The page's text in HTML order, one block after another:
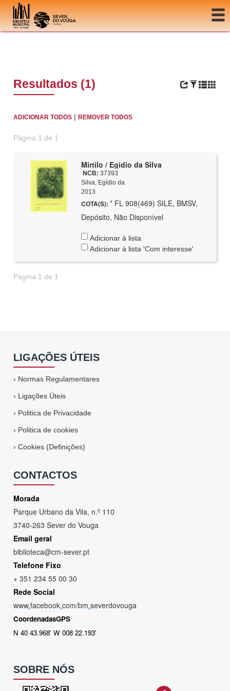
Ir para o conteúdo
Resultados (1)
ADICIONAR TODOS |REMOVER TODOS
Página 1 de 1
Mirtilo / Egídio da Silva
NCB: 37393
Silva, Egídio da
2013
COTA(S): * FL 908(469) SILE, BMSV,
Depósito, Não Disponível
Adicionar à lista
Adicionar à lista 'Com interesse'
Página 1 de 1
LIGAÇÕES ÚTEIS
› Normas Regulamentares
› Ligações Úteis
› Politica de Privacidade
› Politica de cookies
›Cookies (Definições)
CONTACTOS
Morada
Parque Urbano da Vila, n.º 110
3740-263 Sever do Vouga
Email geral
biblioteca@cm-sever.pt
Telefone Fixo
+ 351 234 55 00 30
Rede Social
www.facebook.com/bm.severdovouga
CoordenadasGPS
N 40 43.968' W 008 22.193'
SOBRE NÓS